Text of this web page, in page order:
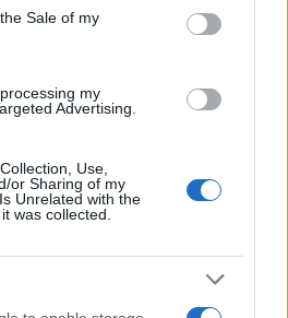
Sale of my
my
Advertising.
Use,
or Sharing of my
Unrelated with the
was collected.